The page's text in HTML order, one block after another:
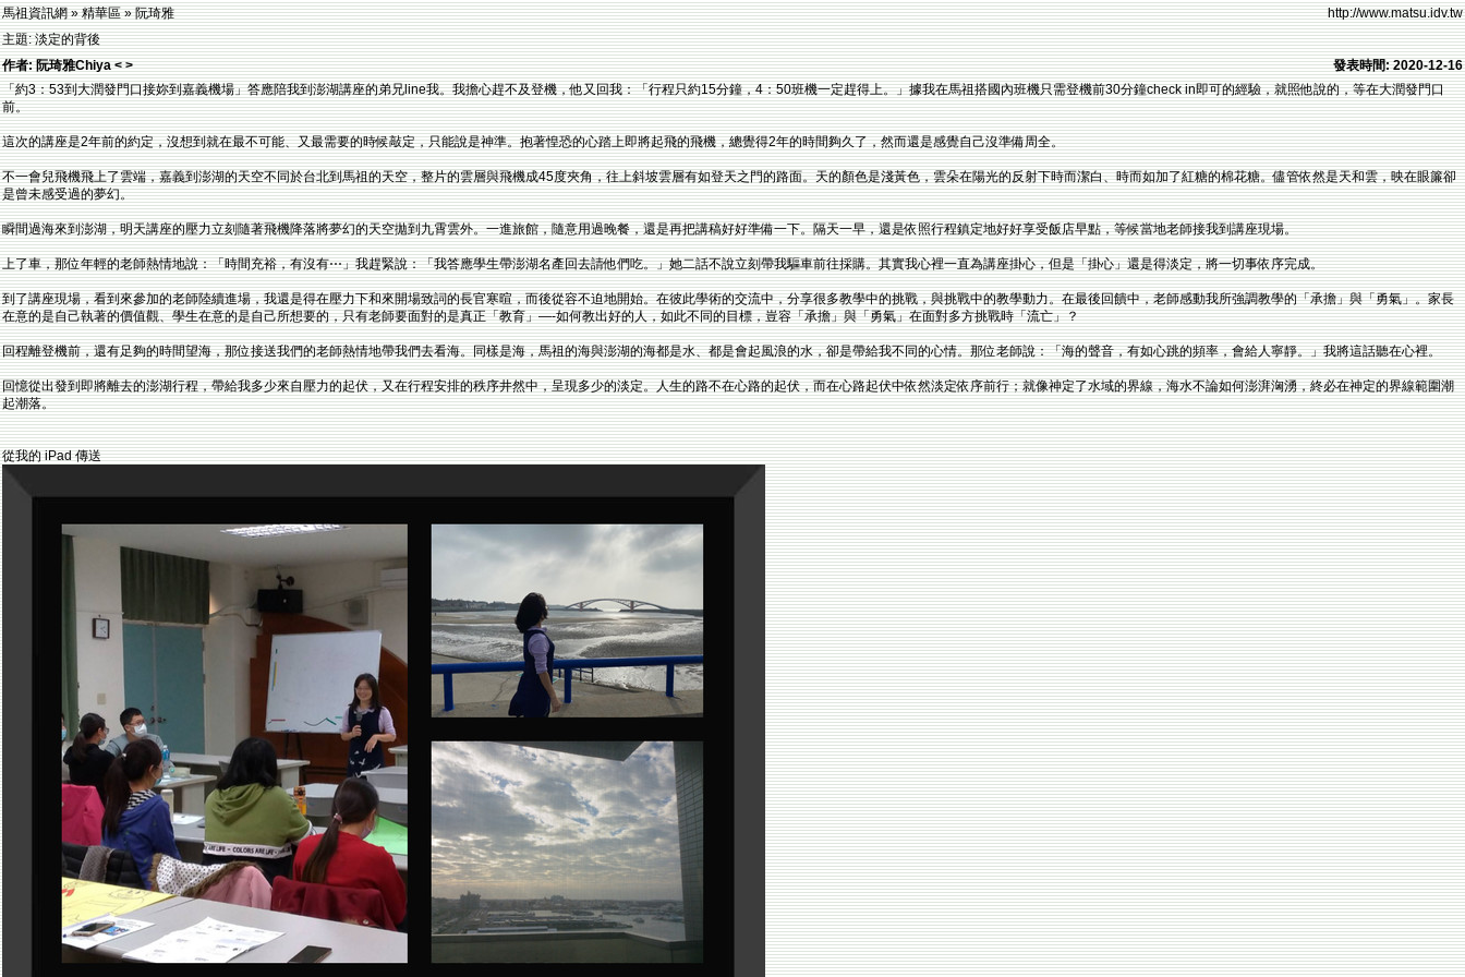
馬祖資訊網 » 精華區 » 阮琦雅
http://www.matsu.idv.tw
主題: 淡定的背後
作者: 阮琦雅Chiya < >
發表時間: 2020-12-16
「約3：53到大潤發門口接妳到嘉義機場」答應陪我到澎湖講座的弟兄line我。我擔心趕不及登機，他又回我：「行程只約15分鐘，4：50班機一定趕得上。」據我在馬祖搭國內班機只需登機前30分鐘check in即可的經驗，就照他說的，等在大潤發門口
前。
這次的講座是2年前的約定，沒想到就在最不可能、又最需要的時候敲定，只能說是神準。抱著惶恐的心踏上即將起飛的飛機，總覺得2年的時間夠久了，然而還是感覺自己沒準備周全。
不一會兒飛機飛上了雲端，嘉義到澎湖的天空不同於台北到馬祖的天空，整片的雲層與飛機成45度夾角，往上斜坡雲層有如登天之門的路面。天的顏色是淺黃色，雲朵在陽光的反射下時而潔白、時而如加了紅糖的棉花糖。儘管依然是天和雲，映在眼簾卻
是曾未感受過的夢幻。
瞬間過海來到澎湖，明天講座的壓力立刻隨著飛機降落將夢幻的天空拋到九霄雲外。一進旅館，隨意用過晚餐，還是再把講稿好好準備一下。隔天一早，還是依照行程鎮定地好好享受飯店早點，等候當地老師接我到講座現場。
上了車，那位年輕的老師熱情地說：「時間充裕，有沒有⋯」我趕緊說：「我答應學生帶澎湖名產回去請他們吃。」她二話不說立刻帶我驅車前往採購。其實我心裡一直為講座掛心，但是「掛心」還是得淡定，將一切事依序完成。
到了講座現場，看到來參加的老師陸續進場，我還是得在壓力下和來開場致詞的長官寒暄，而後從容不迫地開始。在彼此學術的交流中，分享很多教學中的挑戰，與挑戰中的教學動力。在最後回饋中，老師感動我所強調教學的「承擔」與「勇氣」。家長
在意的是自己執著的價值觀、學生在意的是自己所想要的，只有老師要面對的是真正「教育」—-如何教出好的人，如此不同的目標，豈容「承擔」與「勇氣」在面對多方挑戰時「流亡」？
回程離登機前，還有足夠的時間望海，那位接送我們的老師熱情地帶我們去看海。同樣是海，馬祖的海與澎湖的海都是水、都是會起風浪的水，卻是帶給我不同的心情。那位老師說：「海的聲音，有如心跳的頻率，會給人寧靜。」我將這話聽在心裡。
回憶從出發到即將離去的澎湖行程，帶給我多少來自壓力的起伏，又在行程安排的秩序井然中，呈現多少的淡定。人生的路不在心路的起伏，而在心路起伏中依然淡定依序前行；就像神定了水域的界線，海水不論如何澎湃洶湧，終必在神定的界線範圍潮
起潮落。
從我的 iPad 傳送